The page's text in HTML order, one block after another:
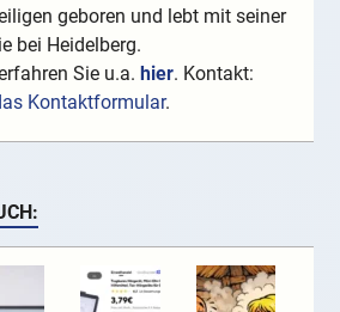
geboren und lebt mit seiner
bei Heidelberg.
Sie u.a.hier. Kontakt:
Kontaktformular.